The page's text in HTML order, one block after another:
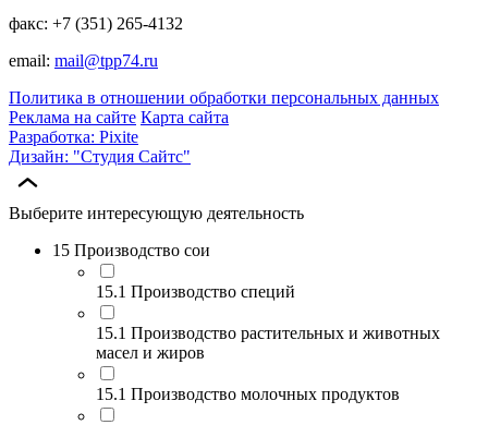
факс: +7 (351) 265-4132
email: mail@tpp74.ru
Политика в отношении обработки персональных данных
Реклама на сайте Карта сайта
Разработка: Pixite
Дизайн: "Студия Сайтс"
Выберите интересующую деятельность
15 Производство сои
15.1 Производство специй
15.1 Производство растительных и животных
масел и жиров
15.1 Производство молочных продуктов